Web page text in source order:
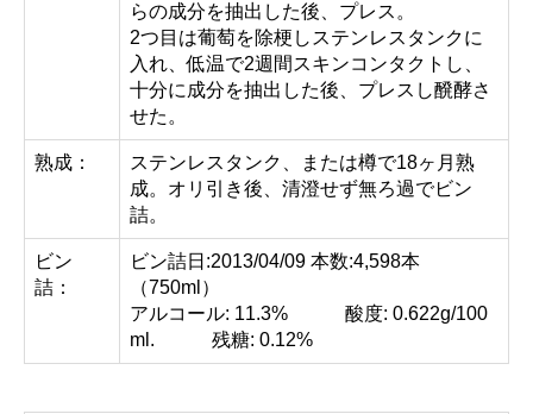
らの成分を抽出した後、プレス。
2つ目は葡萄を除梗しステンレスタンクに
入れ、低温で2週間スキンコンタクトし、
十分に成分を抽出した後、プレスし醗酵さ
せた。
熟成：
ステンレスタンク、または樽で18ヶ月熟
成。オリ引き後、清澄せず無ろ過でビン
詰。
ビン
詰：
ビン詰日:2013/04/09 本数:4,598本
（750ml）
アルコール: 11.3% 酸度: 0.622g/100
ml. 残糖: 0.12%